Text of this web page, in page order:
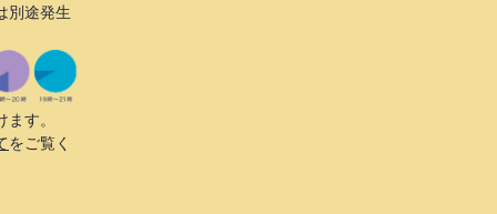
別途発生
す。
をご覧く